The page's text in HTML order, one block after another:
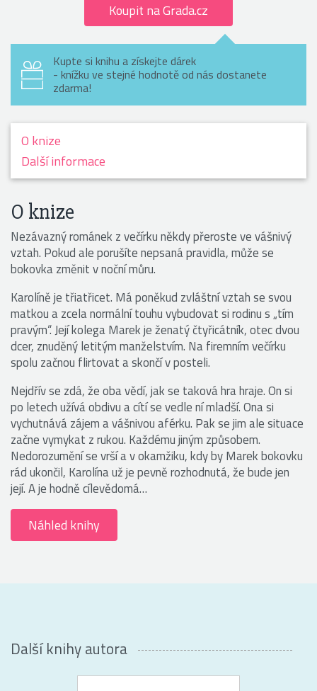
Koupit na Grada.cz
Kupte si knihu a získejte dárek
- knížku ve stejné hodnotě od nás dostanete
zdarma!
O knize
Další informace
O knize
Nezávazný románek z večírku někdy přeroste ve vášnivý
vztah. Pokud ale porušíte nepsaná pravidla, může se
bokovka změnit v noční můru.
Karolíně je třiatřicet. Má poněkud zvláštní vztah se svou
matkou a zcela normální touhu vybudovat si rodinu s „tím
pravým“. Její kolega Marek je ženatý čtyřicátník, otec dvou
dcer, znuděný letitým manželstvím. Na firemním večírku
spolu začnou flirtovat a skončí v posteli.
Nejdřív se zdá, že oba vědí, jak se taková hra hraje. On si
po letech užívá obdivu a cítí se vedle ní mladší. Ona si
vychutnává zájem a vášnivou aférku. Pak se jim ale situace
začne vymykat z rukou. Každému jiným způsobem.
Nedorozumění se vrší a v okamžiku, kdy by Marek bokovku
rád ukončil, Karolína už je pevně rozhodnutá, že bude jen
její. A je hodně cílevědomá…
Náhled knihy
Další knihy autora